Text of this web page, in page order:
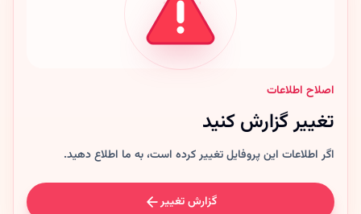
اصلاح اطلاعات
تغییر گزارش کنید
اگر اطلاعات این پروفایل تغییر کرده است، به ما اطلاع دهید.
گزارش تغییر